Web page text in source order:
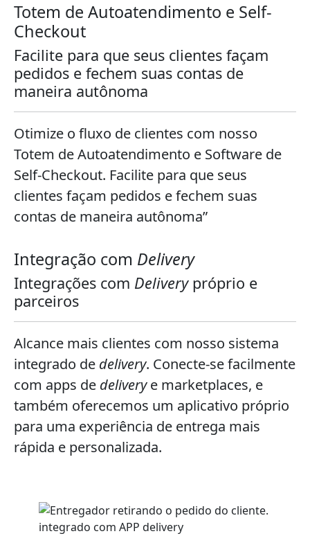
Totem de Autoatendimento e Self-
Checkout
Facilite para que seus clientes façam
pedidos e fechem suas contas de
maneira autônoma
Otimize o fluxo de clientes com nosso
Totem de Autoatendimento e Software de
Self-Checkout. Facilite para que seus
clientes façam pedidos e fechem suas
contas de maneira autônoma”
Integração com Delivery
Integrações com Deliverypróprio e
parceiros
Alcance mais clientes com nosso sistema
integrado de delivery. Conecte-se facilmente
com apps de deliverye marketplaces, e
também oferecemos um aplicativo próprio
para uma experiência de entrega mais
rápida e personalizada.